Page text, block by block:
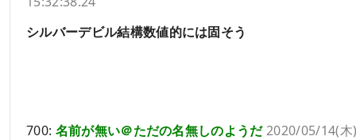
シルバーデビル結構数値的には固そう
700: 名前が無い＠ただの名無しのようだ2020/05/14(木